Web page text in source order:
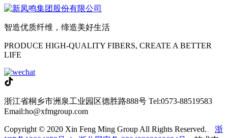
智造优质纤维，缔造美好生活
PRODUCE HIGH-QUALITY FIBERS, CREATE A BETTER
LIFE
浙江省桐乡市洲泉工业园区德胜路888号 Tel:0573-88519583
Email:ho@xfmgroup.com
Copyright © 2020 Xin Feng Ming Group All Rights Reserved. 浙